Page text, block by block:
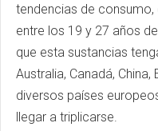
tendencias de
entre los 19 y 27 años
que esta sustancias
Australia, Canadá,
diversos países
llegar a triplicarse.